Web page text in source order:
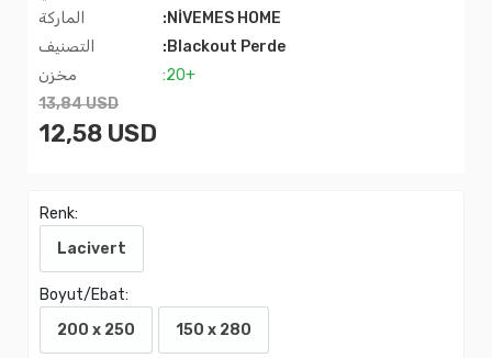
الماركة
:NİVEMES HOME
التصنيف
:Blackout Perde
مخزن
:20+
13,84 USD
12,58 USD
Renk:
Lacivert
Boyut/Ebat:
200 x 250
150 x 280